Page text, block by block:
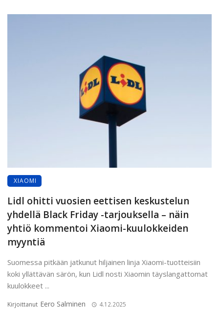
XIAOMI
Lidl ohitti vuosien eettisen keskustelun
yhdellä Black Friday -tarjouksella – näin
yhtiö kommentoi Xiaomi-kuulokkeiden
myyntiä
Suomessa pitkään jatkunut hiljainen linja Xiaomi-tuotteisiin
koki yllättävän särön, kun Lidl nosti Xiaomin täyslangattomat
kuulokkeet ...
Kirjoittanut Eero Salminen 4.12.2025